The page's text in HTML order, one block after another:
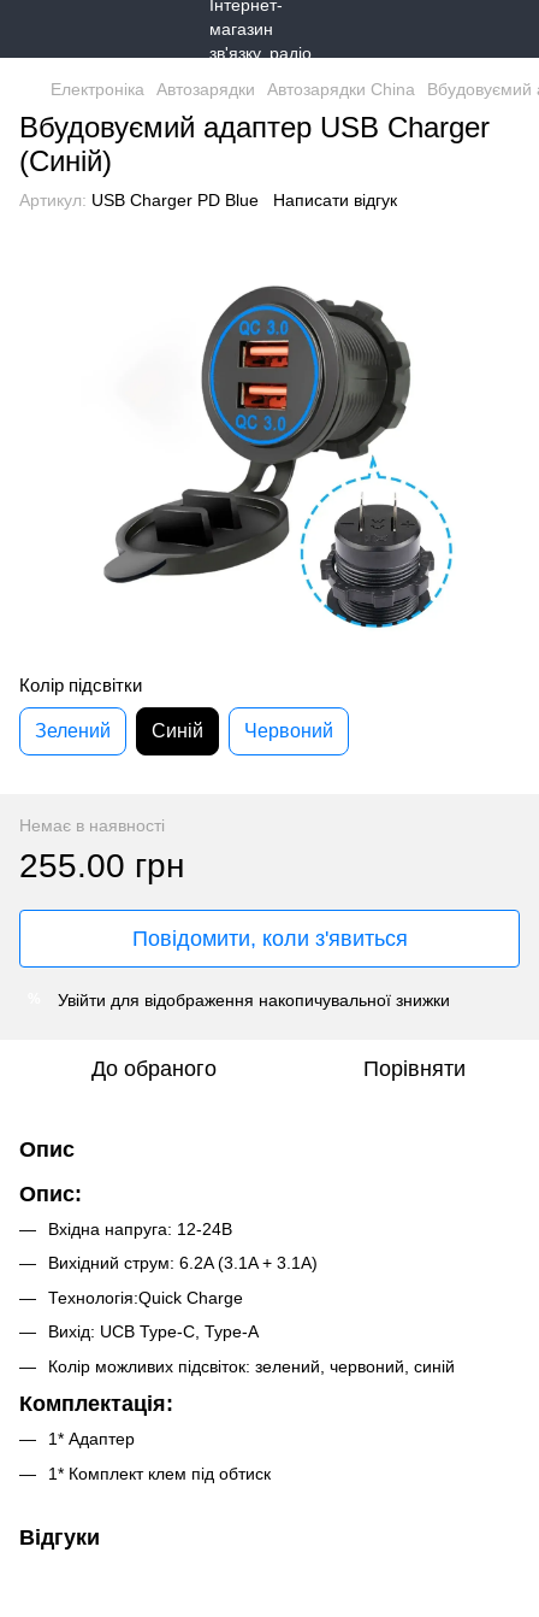
Електроніка Автозарядки Автозарядки China Вбудовуємий
Вбудовуємий адаптер USB Charger
(Синій)
Артикул: USB Charger PD Blue Написати відгук
Колір підсвітки
Зелений Синій Червоний
Немає в наявності
255.00 грн
Повідомити, коли з'явиться
Увійти для відображення накопичувальної знижки
До обраного Порівняти
Опис
Опис:
Вхідна напруга: 12-24В
Вихідний струм: 6.2A (3.1A + 3.1A)
Технологія:Quick Charge
Вихід: UCB Type-C, Type-А
Колір можливих підсвіток: зелений, червоний, синій
Комплектація:
1* Адаптер
1* Комплект клем під обтиск
Відгуки